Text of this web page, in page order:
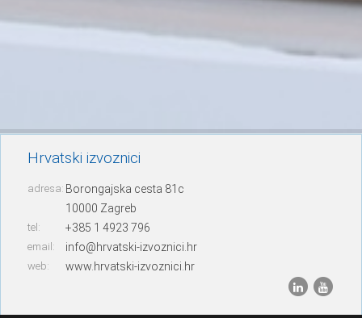
Hrvatski izvoznici
adresa: Borongajska cesta 81c
10000 Zagreb
tel: +385 1 4923 796
email: info@hrvatski-izvoznici.hr
web: www.hrvatski-izvoznici.hr